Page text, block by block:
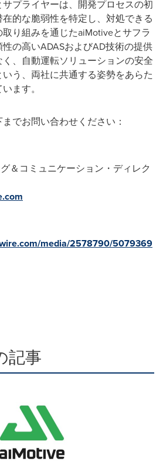
プライヤーは、開発プロセスの初
的な脆弱性を特定し、対処できる
り組みを通じたaiMotiveとサフラ
の高いADASおよびAD技術の提供
、自動運転ソリューションの安全
う、両社に共通する姿勢をあらた
ます。
でお問い合わせください：
＆コミュニケーション・ディレク
media/2578790/5079369
記事